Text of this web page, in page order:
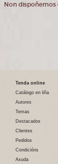
Non dispoñemos
Tenda online
Catálogo en liña
Autores
Temas
Destacados
Clientes
Pedidos
Condicións
Axuda